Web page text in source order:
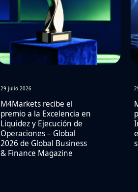
29 julio 2026
M4Markets recibe el
premio a la Excelencia en
Liquidez y Ejecución de
Operaciones – Global
2026 de Global Business
& Finance Magazine